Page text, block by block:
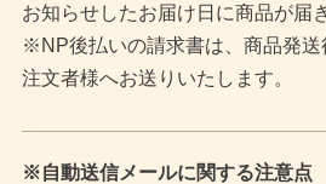
お知らせしたお届け日に商品が届
※NP後払いの請求書は、商品発
注文者様へお送りいたします。
※自動送信メールに関する注意点